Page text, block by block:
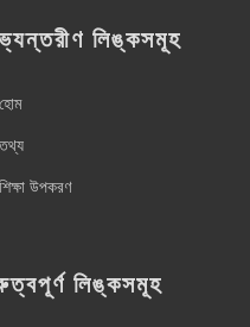
লিঙ্কসমূহ
হোম
তথ্য
শিক্ষা উপকরণ
লিঙ্কসমূহ